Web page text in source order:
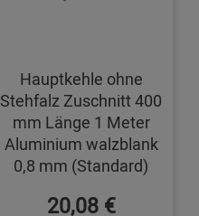
Hauptkehle ohne
Stehfalz Zuschnitt 400
mm Länge 1 Meter
Aluminium walzblank
0,8 mm (Standard)
20,08 €